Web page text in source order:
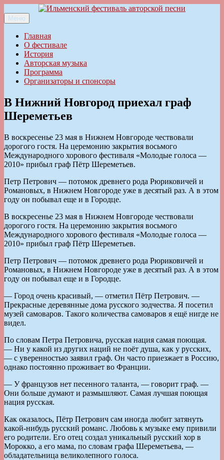
к
содержимому
Ильменский фестиваль авторской песни
Меню
Главная
О фестивале
История
Авторская музыка
Программа
Организаторы и спонсоры
В Нижний Новгород приехал граф
Шереметьев
В воскресенье 23 мая в Нижнем Новгороде чествовали
дорогого гостя. На церемонию закрытия восьмого
Международного хорового фестиваля «Молодые голоса —
2010» прибыл граф Пётр Шереметьев.
Петр Петрович — потомок древнего рода Рюриковичей и
Романовых, в Нижнем Новгороде уже в десятый раз. А в этом
году он побывал еще и в Городце.
В воскресенье 23 мая в Нижнем Новгороде чествовали
дорогого гостя. На церемонию закрытия восьмого
Международного хорового фестиваля «Молодые голоса —
2010» прибыл граф Пётр Шереметьев.
Петр Петрович — потомок древнего рода Рюриковичей и
Романовых, в Нижнем Новгороде уже в десятый раз. А в этом
году он побывал еще и в Городце.
— Город очень красивый, — отметил Пётр Петрович. —
Прекрасные деревянные дома русского зодчества. Я посетил
музей самоваров. Такого количества самоваров я ещё нигде не
видел.
По словам Петра Петровича, русская нация самая поющая.
— Ни у какой из других наций не поёт душа, как у русских,
— с уверенностью заявил граф. Он часто приезжает в Россию,
однако постоянно проживает во Франции.
— У французов нет песенного таланта, — говорит граф. —
Они больше думают и размышляют. Самая лучшая поющая
нация русская.
Как оказалось, Пётр Петрович сам иногда любит затянуть
какой-нибудь русский романс. Любовь к музыке ему привили
его родители. Его отец создал уникальный русский хор в
Морокко, а его мама, по словам графа Шереметьева, —
обладательница великолепного голоса.